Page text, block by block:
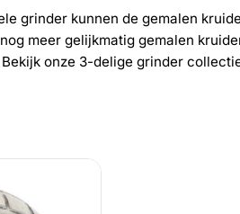
grinder kunnen de gemalen
meer gelijkmatig gemalen
onze 3-delige grinder